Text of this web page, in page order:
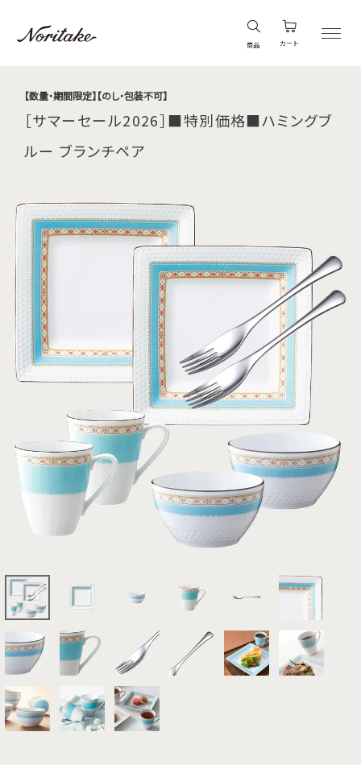
商品 カート
【数量・期間限定】【のし・包装不可】
［サマーセール2026］■特別価格■ハミングブ
ルー ブランチペア